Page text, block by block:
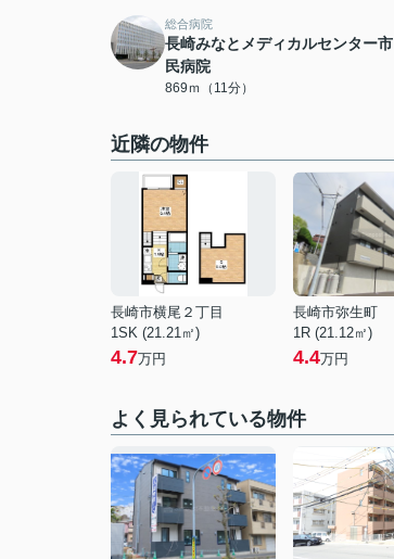
総合病院
長崎みなとメディカルセンター市
民病院
869ｍ（11分）
近隣の物件
長崎市横尾２丁目
1SK (21.21㎡)
4.7万円
長崎市弥生町
1R (21.12㎡)
4.4万円
よく見られている物件